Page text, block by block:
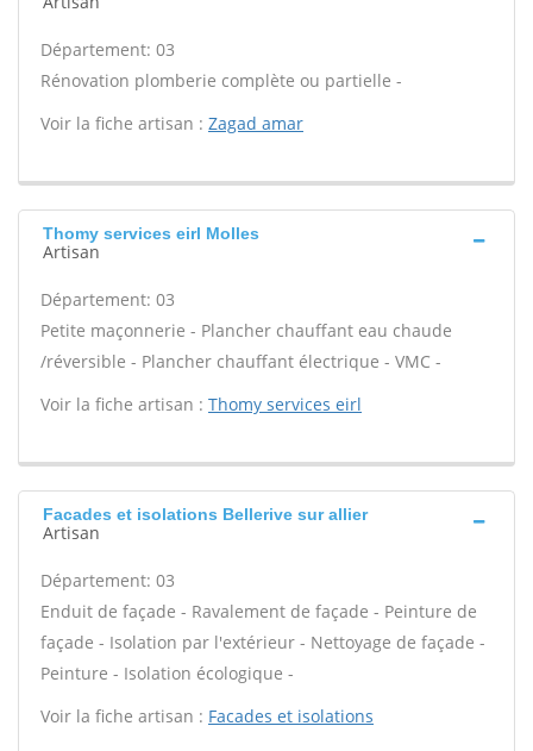
Département: 03
Rénovation plomberie complète ou partielle -
Voir la fiche artisan : Zagad amar
Thomy services eirl Molles
Artisan
Département: 03
Petite maçonnerie - Plancher chauffant eau chaude
/réversible - Plancher chauffant électrique - VMC -
Voir la fiche artisan : Thomy services eirl
Facades et isolations Bellerive sur allier
Artisan
Département: 03
Enduit de façade - Ravalement de façade - Peinture de
façade - Isolation par l'extérieur - Nettoyage de façade -
Peinture - Isolation écologique -
Voir la fiche artisan : Facades et isolations